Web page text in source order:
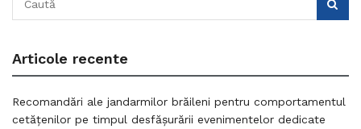
Articole recente
Recomandări ale jandarmilor brăileni pentru comportamentul
cetățenilor pe timpul desfășurării evenimentelor dedicate